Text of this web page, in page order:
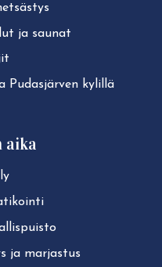
ja saunat
Pudasjärven kylillä
aika
ja marjastus